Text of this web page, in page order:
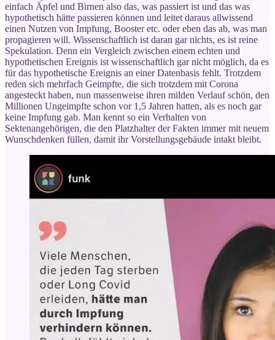
einfach Äpfel und Birnen also das, was passiert ist und das was
hypothetisch hätte passieren können und leitet daraus allwissend
einen Nutzen von Impfung, Booster etc. oder eben das ab, was man
propagieren will. Wissenschaftlich ist daran gar nichts, es ist reine
Spekulation. Denn ein Vergleich zwischen einem echten und
hypothetischen Ereignis ist wissenschaftlich gar nicht möglich, da es
für das hypothetische Ereignis an einer Datenbasis fehlt. Trotzdem
reden sich mehrfach Geimpfte, die sich trotzdem mit Corona
angesteckt haben, nun massenweise ihren milden Verlauf schön, den
Millionen Ungeimpfte schon vor 1,5 Jahren hatten, als es noch gar
keine Impfung gab. Man kennt so ein Verhalten von
Sektenangehörigen, die den Platzhalter der Fakten immer mit neuem
Wunschdenken füllen, damit ihr Vorstellungsgebäude intakt bleibt.